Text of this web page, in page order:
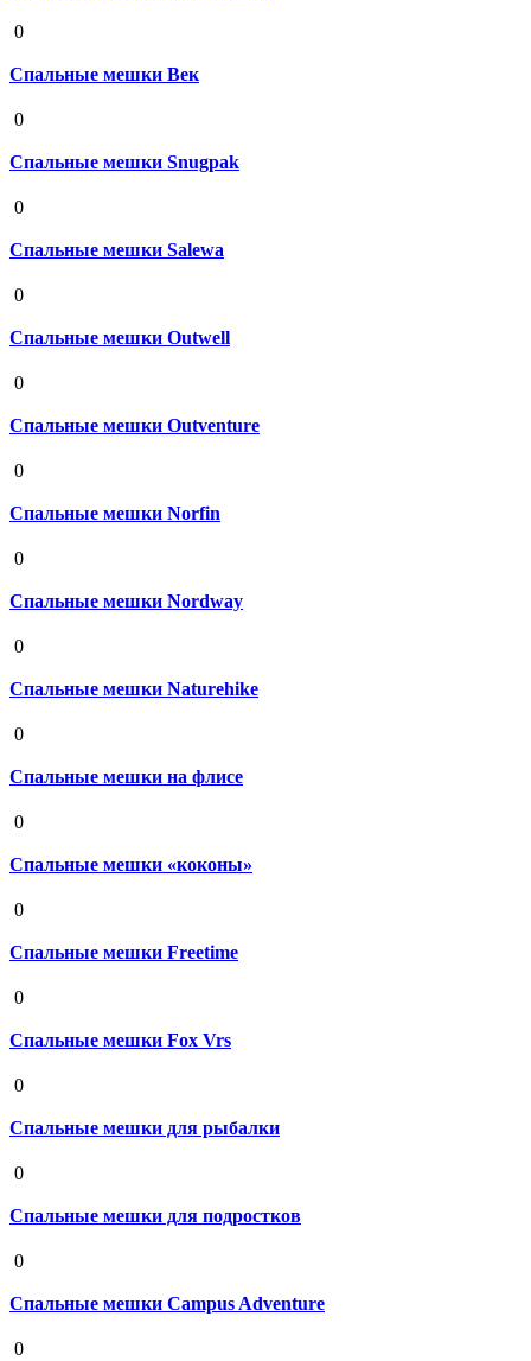
0
Спальные мешки Век
0
Спальные мешки Snugpak
0
Спальные мешки Salewa
0
Спальные мешки Outwell
0
Спальные мешки Outventure
0
Спальные мешки Norfin
0
Спальные мешки Nordway
0
Спальные мешки Naturehike
0
Спальные мешки на флисе
0
Спальные мешки «коконы»
0
Спальные мешки Freetime
0
Спальные мешки Fox Vrs
0
Спальные мешки для рыбалки
0
Спальные мешки для подростков
0
Спальные мешки Campus Adventure
0